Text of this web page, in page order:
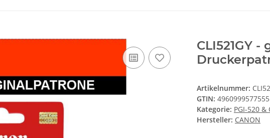
CLI521GY
Artikelnummer:
GTIN: 4960999577555
Kategorie: PGI-520
Hersteller: CANON